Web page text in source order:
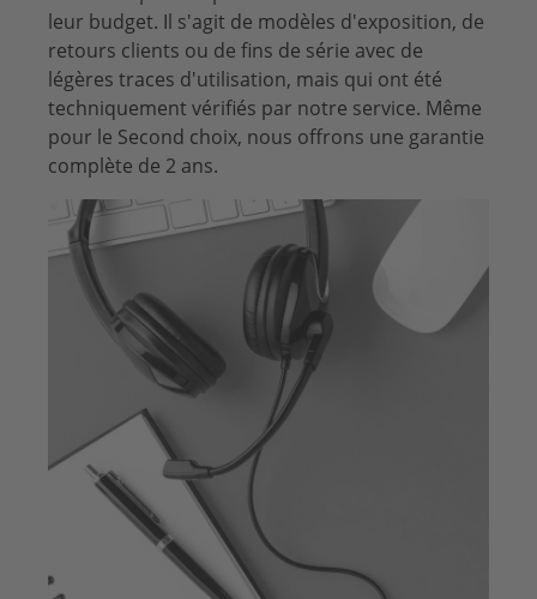
leur budget. Il s'agit de modèles d'exposition, de
retours clients ou de fins de série avec de
légères traces d'utilisation, mais qui ont été
techniquement vérifiés par notre service. Même
pour le Second choix, nous offrons une garantie
complète de 2 ans.